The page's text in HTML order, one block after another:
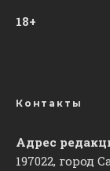
18+
Контакты
Адрес
197022, город